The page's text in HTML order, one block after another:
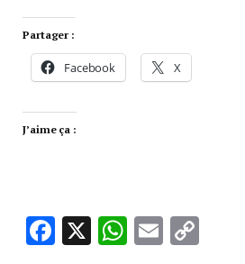
Partager :
Facebook X
J’aime ça :
Facebook
X WhatsApp
Email